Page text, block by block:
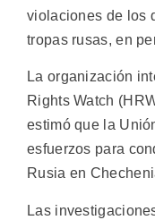
violaciones de los
tropas rusas, en
La organización
Rights Watch
estimó que la
esfuerzos para
Rusia en
Las